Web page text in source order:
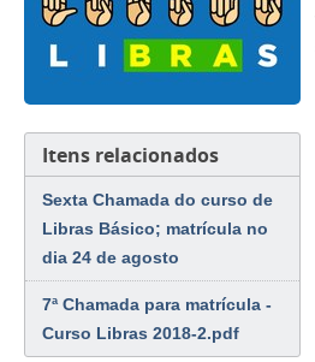
Itens relacionados
Sexta Chamada do curso de
Libras Básico; matrícula no
dia 24 de agosto
7ª Chamada para matrícula -
Curso Libras 2018-2.pdf